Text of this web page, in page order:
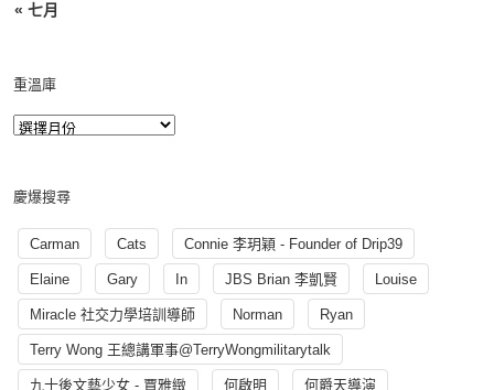
« 七月
重溫庫
慶爆搜尋
Carman Cats Connie 李玥穎 - Founder of Drip39
Elaine Gary In JBS Brian 李凱賢 Louise
Miracle 社交力學培訓導師 Norman Ryan
Terry Wong 王總講軍事@TerryWongmilitarytalk
九十後文藝少女 - 賈雅緻 何啟明 何爵天導演